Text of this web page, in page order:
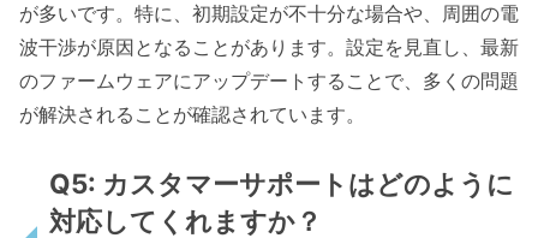
が多いです。特に、初期設定が不十分な場合や、周囲の電
波干渉が原因となることがあります。設定を見直し、最新
のファームウェアにアップデートすることで、多くの問題
が解決されることが確認されています。
Q5: カスタマーサポートはどのように
対応してくれますか？